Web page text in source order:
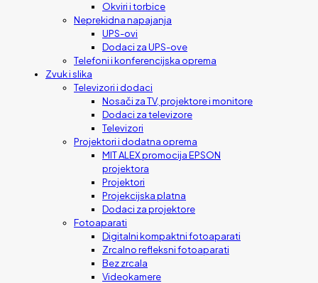
Okviri i torbice
Neprekidna napajanja
UPS-ovi
Dodaci za UPS-ove
Telefoni i konferencijska oprema
Zvuk i slika
Televizori i dodaci
Nosači za TV, projektore i monitore
Dodaci za televizore
Televizori
Projektori i dodatna oprema
MIT ALEX promocija EPSON
projektora
Projektori
Projekcijska platna
Dodaci za projektore
Fotoaparati
Digitalni kompaktni fotoaparati
Zrcalno refleksni fotoaparati
Bez zrcala
Videokamere